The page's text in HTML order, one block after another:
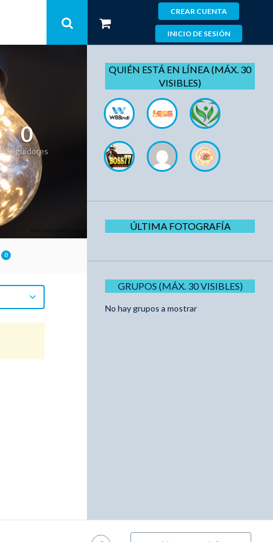
CREAR CUENTA
INICIO DE SESIÓN
0
Seguidores
0
QUIÉN ESTÁ EN LÍNEA (MÁX. 30
VISIBLES)
ÚLTIMA FOTOGRAFÍA
GRUPOS (MÁX. 30 VISIBLES)
No hay grupos a mostrar